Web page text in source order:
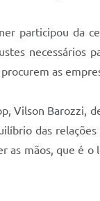
participou da
necessários
as
Vilson Barozzi,
das
as mãos, que é o